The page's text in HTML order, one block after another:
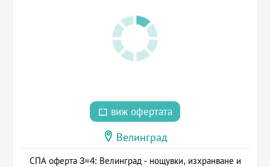
виж офертата
Велинград
СПА оферта 3=4: Велинград - нощувки, изхранване и